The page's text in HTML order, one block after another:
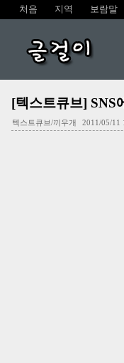
처음 지역 보람말
글걸이
[텍스트큐브] SNS
텍스트큐브/끼우개 2011/05/11